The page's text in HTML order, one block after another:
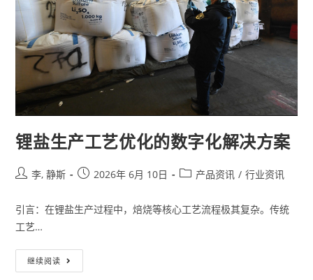
锂盐生产工艺优化的数字化解决方案
李, 静斯 2026年 6月 10日 产品资讯 / 行业资讯
引言：在锂盐生产过程中，焙烧等核心工艺流程极其复杂。传统
工艺…
继续阅读